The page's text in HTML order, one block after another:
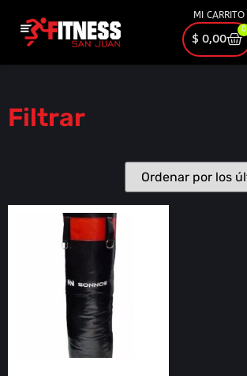
MI CARRITO
$ 0,00
0
Filtrar